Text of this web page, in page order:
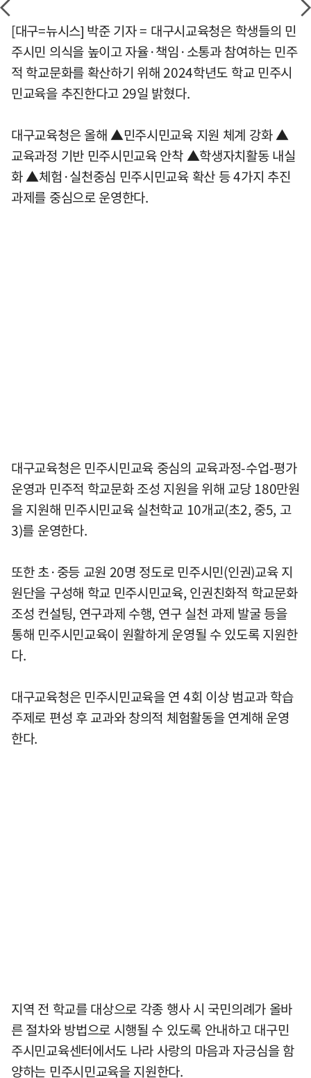
[대구=뉴시스] 박준 기자 = 대구시교육청은 학생들의 민
주시민 의식을 높이고 자율·책임·소통과 참여하는 민주
적 학교문화를 확산하기 위해 2024학년도 학교 민주시
민교육을 추진한다고 29일 밝혔다.
대구교육청은 올해 ▲민주시민교육 지원 체계 강화 ▲
교육과정 기반 민주시민교육 안착 ▲학생자치활동 내실
화 ▲체험·실천중심 민주시민교육 확산 등 4가지 추진
과제를 중심으로 운영한다.
대구교육청은 민주시민교육 중심의 교육과정-수업-평가
운영과 민주적 학교문화 조성 지원을 위해 교당 180만원
을 지원해 민주시민교육 실천학교 10개교(초2, 중5, 고
3)를 운영한다.
또한 초·중등 교원 20명 정도로 민주시민(인권)교육 지
원단을 구성해 학교 민주시민교육, 인권친화적 학교문화
조성 컨설팅, 연구과제 수행, 연구 실천 과제 발굴 등을
통해 민주시민교육이 원활하게 운영될 수 있도록 지원한
다.
대구교육청은 민주시민교육을 연 4회 이상 범교과 학습
주제로 편성 후 교과와 창의적 체험활동을 연계해 운영
한다.
지역 전 학교를 대상으로 각종 행사 시 국민의례가 올바
른 절차와 방법으로 시행될 수 있도록 안내하고 대구민
주시민교육센터에서도 나라 사랑의 마음과 자긍심을 함
양하는 민주시민교육을 지원한다.